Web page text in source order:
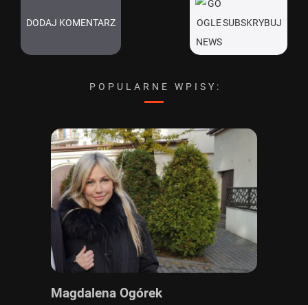
DODAJ KOMENTARZ SUBSKRYBUJ
POPULARNE WPISY:
Magdalena Ogórek